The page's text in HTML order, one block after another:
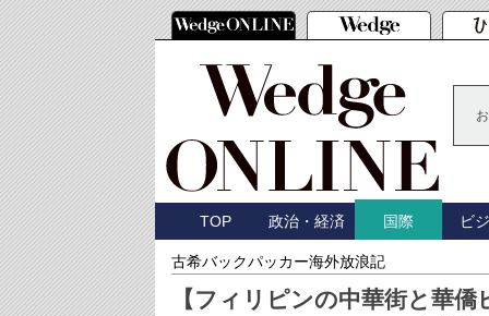
TOP 政治・経済 国際 ビ
古希バックパッカー海外放浪記
【フィリピンの中華街と華